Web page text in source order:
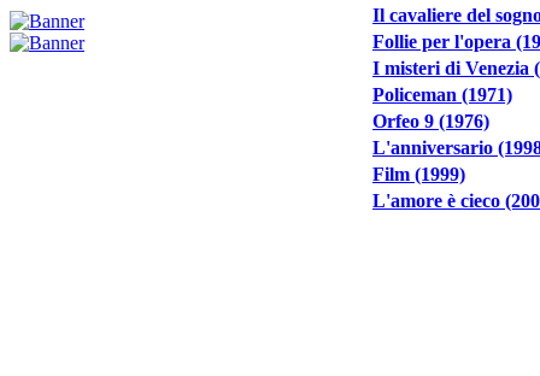
Il cavaliere del
Follie per l'opera
I misteri di Venezia
Policeman (1971)
Orfeo 9 (1976)
L'anniversario
Film (1999)
L'amore è cieco